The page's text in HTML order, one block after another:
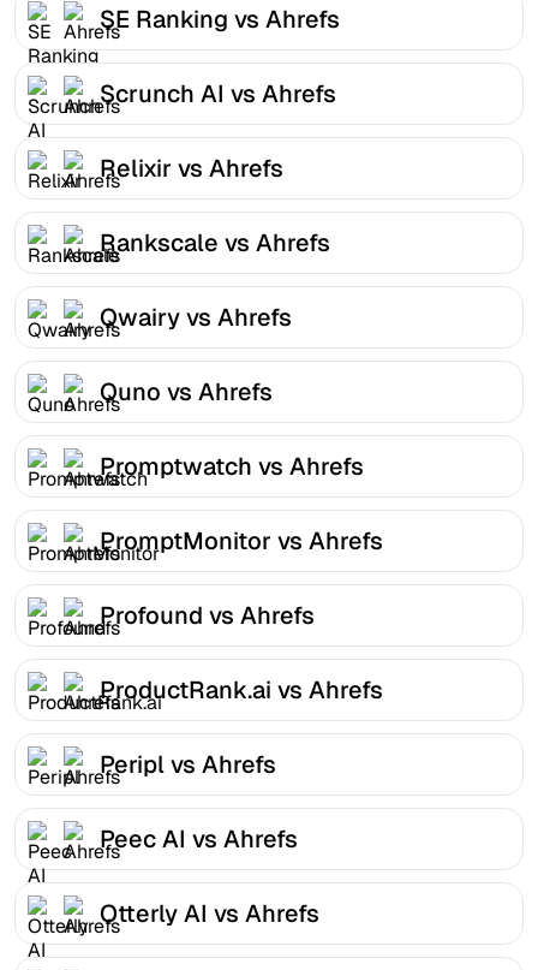
SE Ranking vs Ahrefs
Scrunch AI vs Ahrefs
Relixir vs Ahrefs
Rankscale vs Ahrefs
Qwairy vs Ahrefs
Quno vs Ahrefs
Promptwatch vs Ahrefs
PromptMonitor vs Ahrefs
Profound vs Ahrefs
ProductRank.ai vs Ahrefs
Peripl vs Ahrefs
Peec AI vs Ahrefs
Otterly AI vs Ahrefs